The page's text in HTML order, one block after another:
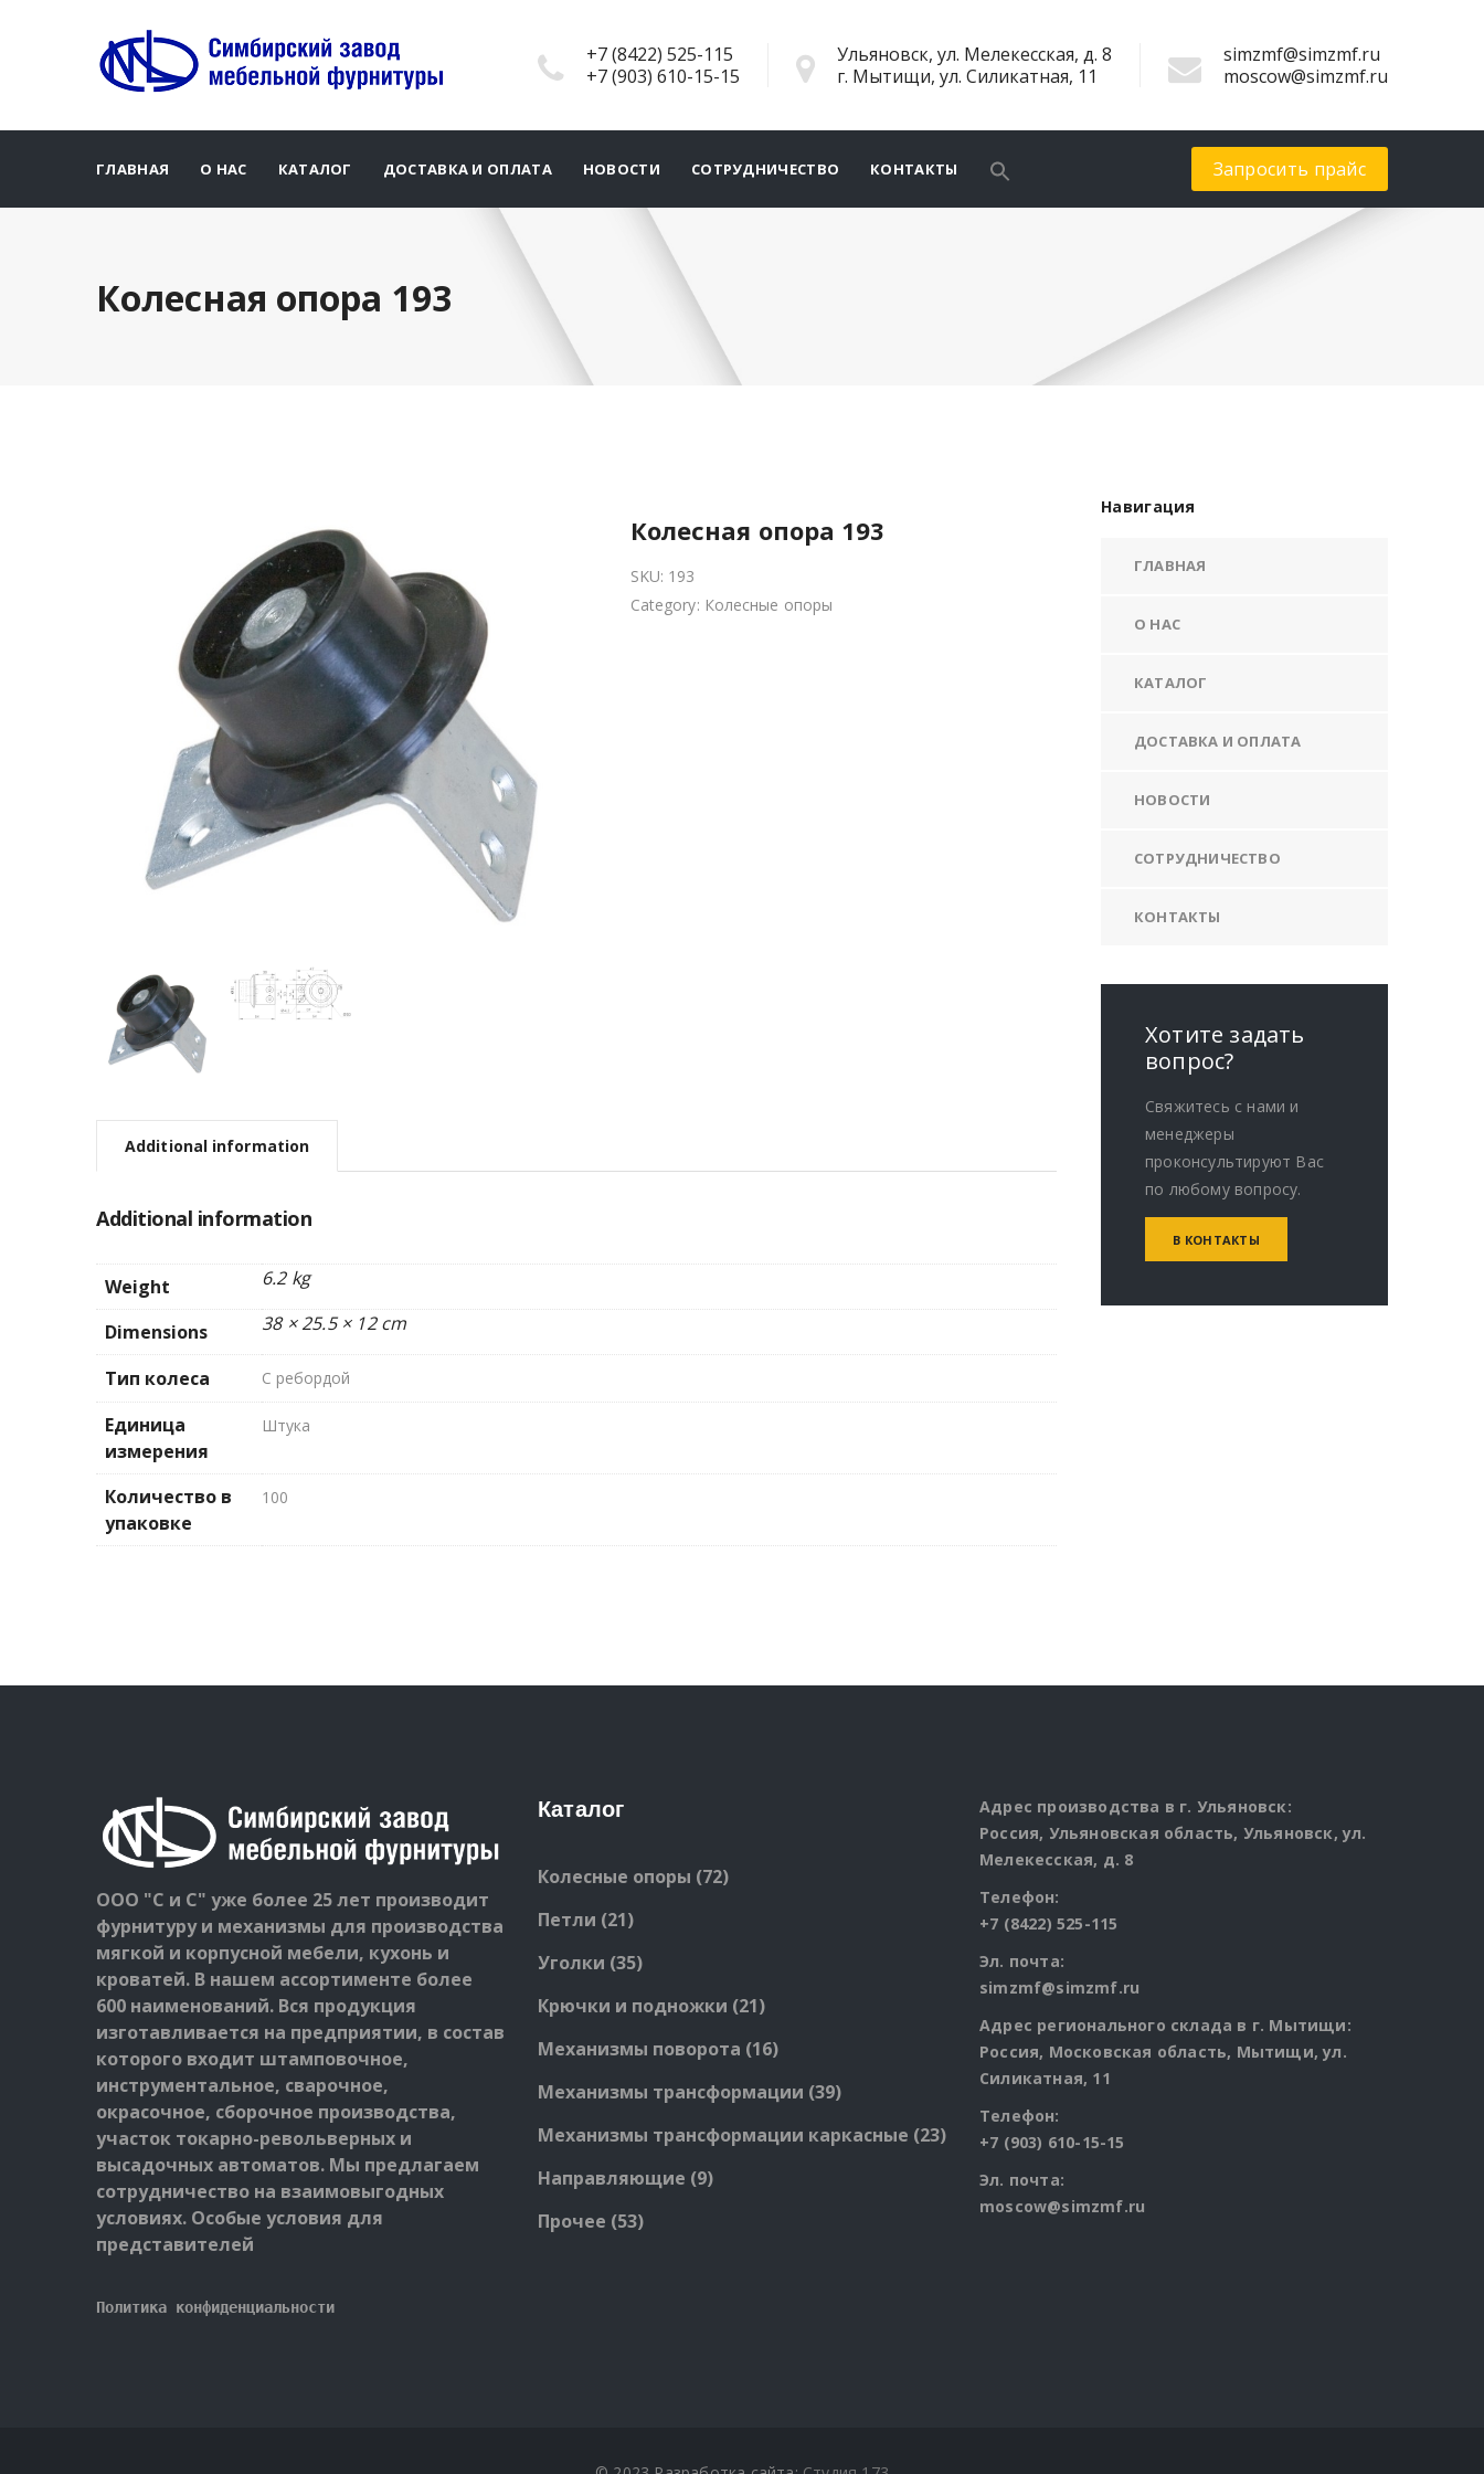
+7 (8422) 525-115
+7 (903) 610-15-15
Ульяновск, ул. Мелекесская, д. 8
г. Мытищи, ул. Силикатная, 11
simzmf@simzmf.ru
moscow@simzmf.ru
ГЛАВНАЯ О НАС КАТАЛОГ ДОСТАВКА И ОПЛАТА НОВОСТИ СОТРУДНИЧЕСТВО КОНТАКТЫ Запросить прайс
Колесная опора 193
Колесная опора 193
SKU: 193
Category: Колесные опоры
Additional information
Additional information
Weight 6.2 kg
Dimensions 38 × 25.5 × 12 cm
Тип колеса С ребордой
Единица
измерения
Штука
Количество в
упаковке
100
Навигация
ГЛАВНАЯ
О НАС
КАТАЛОГ
ДОСТАВКА И ОПЛАТА
НОВОСТИ
СОТРУДНИЧЕСТВО
КОНТАКТЫ
Хотите задать
вопрос?
Свяжитесь с нами и
менеджеры
проконсультируют Вас
по любому вопросу.
В КОНТАКТЫ
ООО "С и С" уже более 25 лет производит
фурнитуру и механизмы для производства
мягкой и корпусной мебели, кухонь и
кроватей. В нашем ассортименте более
600 наименований. Вся продукция
изготавливается на предприятии, в состав
которого входит штамповочное,
инструментальное, сварочное,
окрасочное, сборочное производства,
участок токарно-револьверных и
высадочных автоматов. Мы предлагаем
сотрудничество на взаимовыгодных
условиях. Особые условия для
представителей
Политика конфиденциальности
Каталог
Колесные опоры 7272
Петли 2121
Уголки 3535
Крючки и подножки 2121
Механизмы поворота 1616
Механизмы трансформации 3939
Механизмы трансформации каркасные 2323
Направляющие 99
Прочее 5353
Адрес производства в г. Ульяновск:
Россия, Ульяновская область, Ульяновск, ул.
Мелекесская, д. 8
Телефон:
+7 (8422) 525-115
Эл. почта:
simzmf@simzmf.ru
Адрес регионального склада в г. Мытищи:
Россия, Московская область, Мытищи, ул.
Силикатная, 11
Телефон:
+7 (903) 610-15-15
Эл. почта:
moscow@simzmf.ru